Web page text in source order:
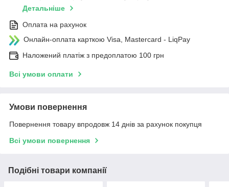
Детальніше
Оплата на рахунок
Онлайн-оплата карткою Visa, Mastercard - LiqPay
Наложений платіж з предоплатою 100 грн
Всі умови оплати
Умови повернення
Повернення товару впродовж 14 днів за рахунок покупця
Всі умови повернення
Подібні товари компанії